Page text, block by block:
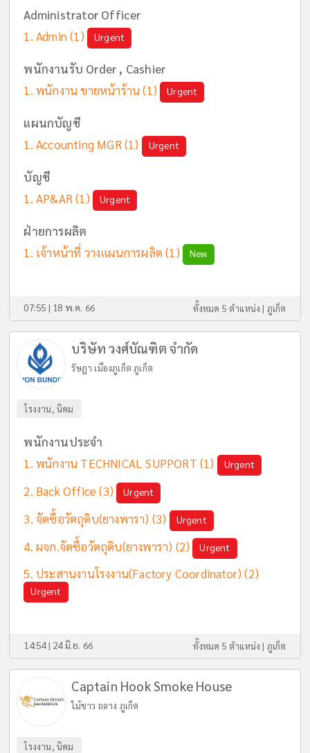
Administrator Officer
Admin(1) Urgent
พนักงานรับ Order , Cashier
พนักงาน ขายหน้าร้าน(1) Urgent
แผนกบัญชี
Accounting MGR (1) Urgent
บัญชี
AP&AR (1) Urgent
ฝ่ายการผลิต
เจ้าหน้าที่ วางแผนการผลิต(1) New
07:55 | 18 พ.ค. 66 ทั้งหมด 5 ตำแหน่ง | ภูเก็ต
บริษัท วงศ์บัณฑิต จำกัด
รัษฎา เมืองภูเก็ต ภูเก็ต
โรงงาน, นิคม
พนักงานประจำ
พนักงาน TECHNICAL SUPPORT (1) Urgent
Back Office(3) Urgent
จัดซื้อวัตถุดิบ(ยางพารา) (3) Urgent
ผจก.จัดซื้อวัตถุดิบ(ยางพารา) (2) Urgent
ประสานงานโรงงาน(Factory Coordinator) (2)
Urgent
14:54 | 24 มิ.ย. 66 ทั้งหมด 5 ตำแหน่ง | ภูเก็ต
Captain Hook Smoke House
ไม้ขาว ถลาง ภูเก็ต
โรงงาน, นิคม